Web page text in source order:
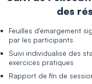
des
Feuilles d'émargement
par les participants
Suivi individualisé des
exercices pratiques
Rapport de fin de